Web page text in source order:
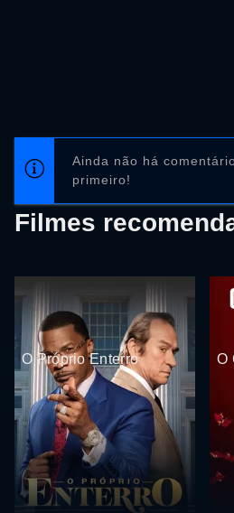
Ainda não há
primeiro!
Filmes
O Próprio Enterro O